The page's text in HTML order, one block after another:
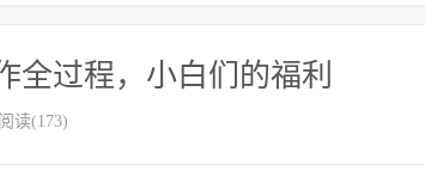
全过程，小白们的福利
阅读(173)